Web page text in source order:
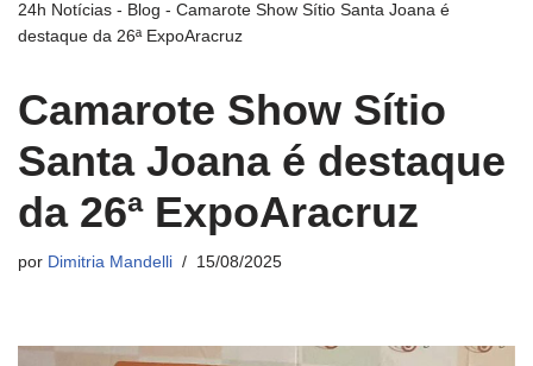
24h Notícias - Blog - Camarote Show Sítio Santa Joana é
destaque da 26ª ExpoAracruz
Camarote Show Sítio
Santa Joana é destaque
da 26ª ExpoAracruz
por Dimitria Mandelli 15/08/2025